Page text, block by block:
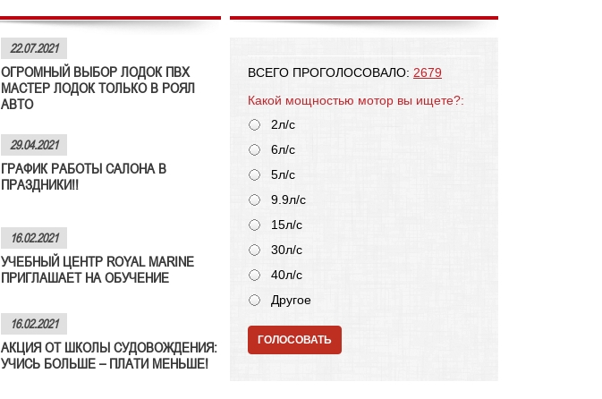
22.07.2021
ОГРОМНЫЙ ВЫБОР ЛОДОК ПВХ
МАСТЕР ЛОДОК ТОЛЬКО В РОЯЛ
АВТО
29.04.2021
ГРАФИК РАБОТЫ САЛОНА В
ПРАЗДНИКИ!!
16.02.2021
УЧЕБНЫЙ ЦЕНТР ROYAL MARINE
ПРИГЛАШАЕТ НА ОБУЧЕНИЕ
16.02.2021
АКЦИЯ ОТ ШКОЛЫ СУДОВОЖДЕНИЯ:
УЧИСЬ БОЛЬШЕ – ПЛАТИ МЕНЬШЕ!
ВСЕГО ПРОГОЛОСОВАЛО: 2679
Какой мощностью мотор вы ищете?:
2л/с
6л/с
5л/с
9.9л/с
15л/с
30л/с
40л/с
Другое
ГОЛОСОВАТЬ